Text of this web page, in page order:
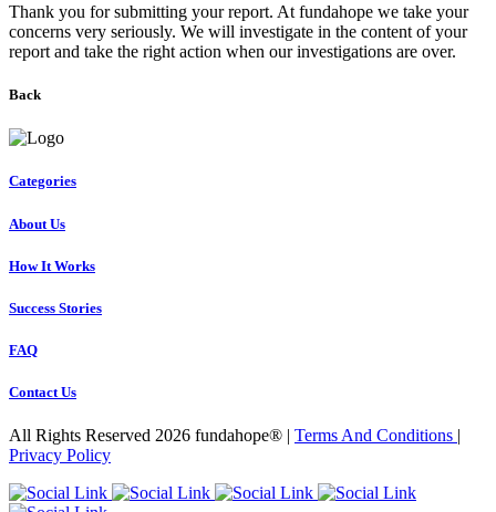
Thank you for submitting your report. At fundahope we take your
concerns very seriously. We will investigate in the content of your
report and take the right action when our investigations are over.
Back
Categories
About Us
How It Works
Success Stories
FAQ
Contact Us
All Rights Reserved 2026 fundahope® | Terms And Conditions
Privacy Policy